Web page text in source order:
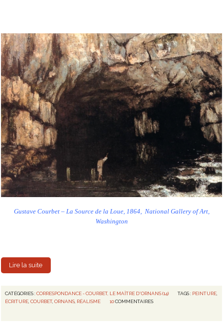
Gustave Courbet – La Source de la Loue, 1864, National Gallery of Art,
Washington
Lire la suite
CATÉGORIES :CORRESPONDANCE - COURBET, LE MAÎTRE D'ORNANS (14) TAGS : PEINTURE,
ÉCRITURE,COURBET,ORNANS, RÉALISME 10 COMMENTAIRES